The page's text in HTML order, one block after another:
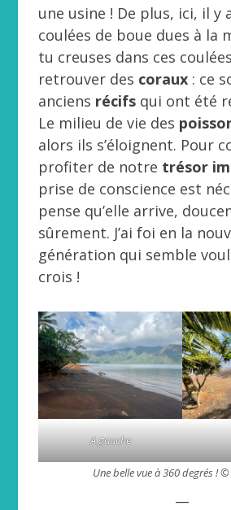
une usine ! De plus, ici, il y
coulées de boue dues à la
tu creuses dans ces
retrouver des coraux : ce
anciens récifs qui ont été
Le milieu de vie des
alors ils s’éloignent. Pour
profiter de notre trésor
prise de conscience est
pense qu’elle arrive,
sûrement. J’ai foi en la
génération qui semble
crois !
A gauche
Une belle vue à 360 degrés ! ©